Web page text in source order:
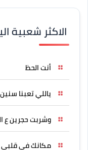
الاكثر شعبية
أنت الحظ
ياللي تعبنا سنين
وشربت حجرين ع
مكانك في قلبي